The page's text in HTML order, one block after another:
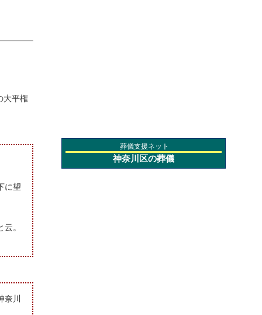
大平権
に望
。
奈川
葬儀支援ネット
神奈川区の葬儀